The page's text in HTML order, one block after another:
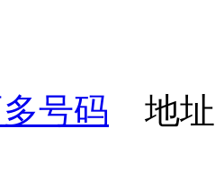
号码 地址